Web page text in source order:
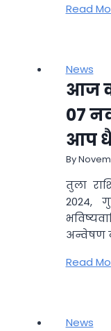
Read
News
आज
07
आप
By
तुला
2024,
अन्वेषण
Read
News